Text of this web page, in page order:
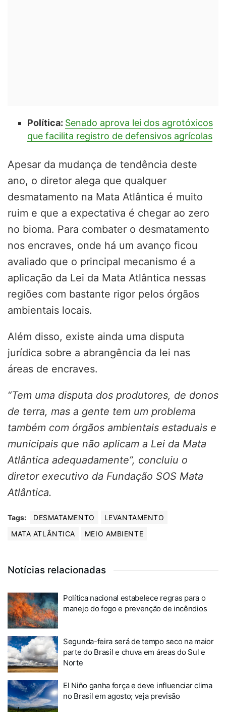
Política: Senado aprova lei dos agrotóxicos
que facilita registro de defensivos agrícolas
Apesar da mudança de tendência deste
ano, o diretor alega que qualquer
desmatamento na Mata Atlântica é muito
ruim e que a expectativa é chegar ao zero
no bioma. Para combater o desmatamento
nos encraves, onde há um avanço ficou
avaliado que o principal mecanismo é a
aplicação da Lei da Mata Atlântica nessas
regiões com bastante rigor pelos órgãos
ambientais locais.
Além disso, existe ainda uma disputa
jurídica sobre a abrangência da lei nas
áreas de encraves.
“Tem uma disputa dos produtores, de donos
de terra, mas a gente tem um problema
também com órgãos ambientais estaduais e
municipais que não aplicam a Lei da Mata
Atlântica adequadamente”, concluiu o
diretor executivo da Fundação SOS Mata
Atlântica.
Tags: DESMATAMENTO
LEVANTAMENTO
MATA ATLÂNTICA
MEIO AMBIENTE
Notícias relacionadas
Política nacional estabelece regras para o
manejo do fogo e prevenção de incêndios
Segunda-feira será de tempo seco na maior
parte do Brasil e chuva em áreas do Sul e
Norte
El Niño ganha força e deve influenciar clima
no Brasil em agosto; veja previsão